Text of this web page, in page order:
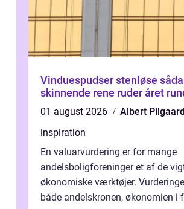
Vinduespudser stenløse sådan får du
skinnende rene ruder året
01 august 2026
Albert Pilgaard
inspiration
En valuarvurdering er for mange
andelsboligforeninger et af de
økonomiske værktøjer.
både andelskronen, økonomien i